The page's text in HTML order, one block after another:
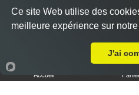
Accueil Panier
Ce site Web utilise des
meilleure expérience sur
J'ai